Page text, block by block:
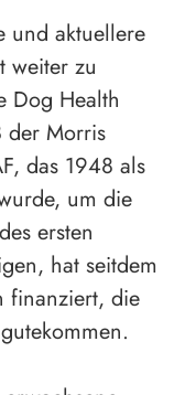
und aktuellere
weiter zu
Dog Health
der Morris
das 1948 als
um die
ersten
hat seitdem
finanziert, die